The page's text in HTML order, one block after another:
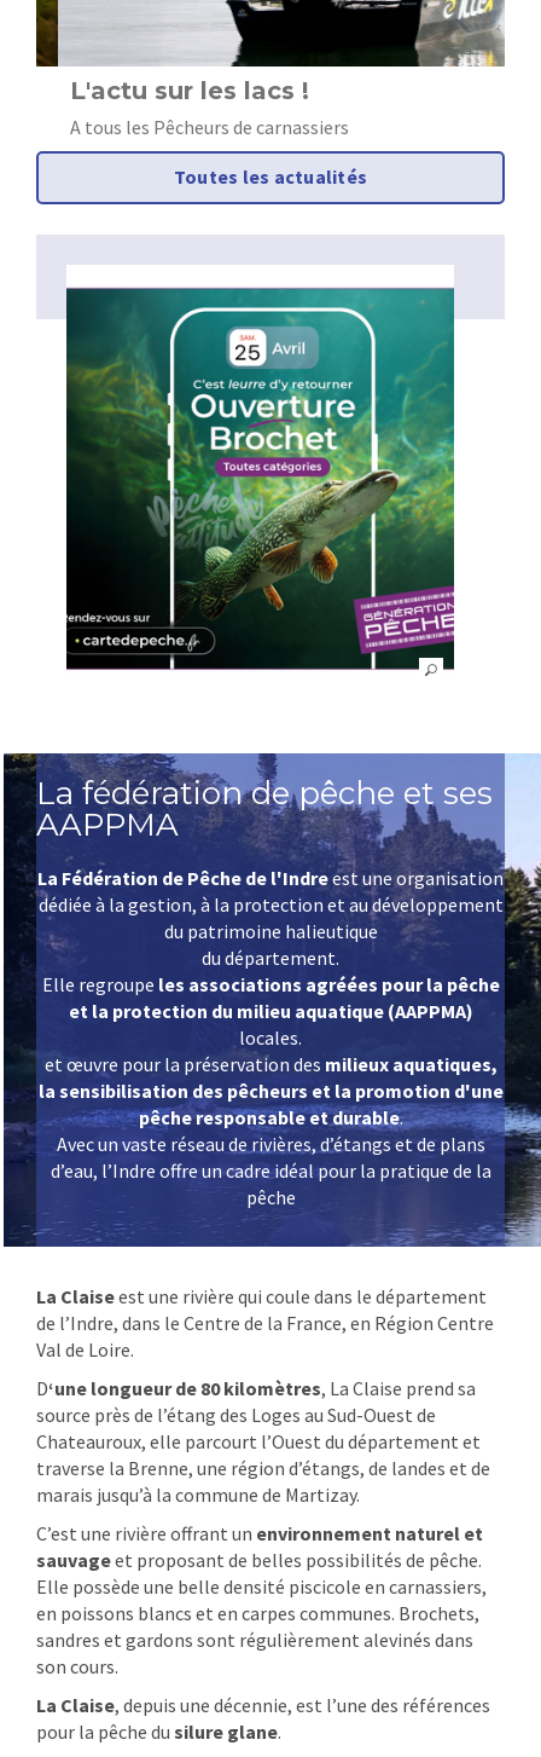
L'actu sur les lacs !
A tous les Pêcheurs de carnassiers
Toutes les actualités
La fédération de pêche et ses
AAPPMA
La Fédération de Pêche de l'Indreest une organisation
dédiée à la gestion, à la protection et au développement
du patrimoine halieutique
du département.
Elle regroupe les associations agréées pour la pêche
et la protection du milieu aquatique (AAPPMA)
locales.
et œuvre pour la préservation des milieux aquatiques,
la sensibilisation des pêcheurs et la promotion d'une
pêche responsable et durable.
Avec un vaste réseau de rivières, d’étangs et de plans
d’eau, l’Indre offre un cadre idéal pour la pratique de la
pêche
La Claiseest une rivière qui coule dans le département
de l’Indre, dans le Centre de la France, en Région Centre
Val de Loire.
D‘une longueur de 80 kilomètres, La Claise prend sa
source près de l’étang des Loges au Sud-Ouest de
Chateauroux, elle parcourt l’Ouest du département et
traverse la Brenne, une région d’étangs, de landes et de
marais jusqu’à la commune de Martizay.
C’est une rivière offrant un environnement naturel et
sauvageet proposant de belles possibilités de pêche.
Elle possède une belle densité piscicole en carnassiers,
en poissons blancs et en carpes communes. Brochets,
sandres et gardons sont régulièrement alevinés dans
son cours.
La Claise, depuis une décennie, est l’une des références
pour la pêche du silure glane.